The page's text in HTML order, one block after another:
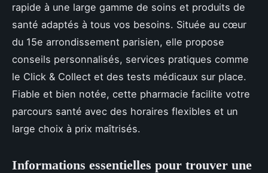
rapide à une large gamme de soins et produits de
santé adaptés à tous vos besoins. Située au cœur
du 15e arrondissement parisien, elle propose
conseils personnalisés, services pratiques comme
le Click & Collect et des tests médicaux sur place.
Fiable et bien notée, cette pharmacie facilite votre
parcours santé avec des horaires flexibles et un
large choix à prix maîtrisés.
Informations essentielles pour trouver une